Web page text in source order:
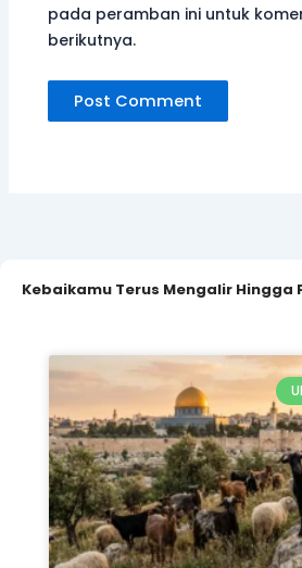
pada peramban ini untuk
berikutnya.
Kebaikamu Terus Mengalir Hingga